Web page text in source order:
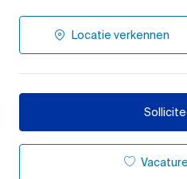
Locatie verkennen